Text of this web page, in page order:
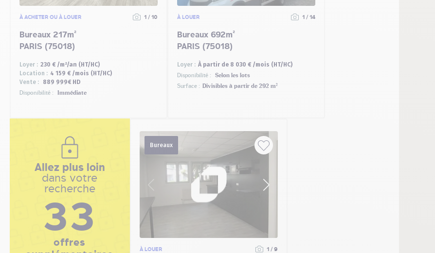
À ACHETER OU À LOUER 1 / 10
Bureaux 217m²
PARIS (75018)
Loyer : 230 € /m²/an (HT/HC)
Location : 4 159 € /mois (HT/HC)
Vente :
889 999€ HD
Disponibilité : Immédiate
À LOUER 1 / 14
Bureaux 692m²
PARIS (75018)
Loyer : À partir de 8 030 € /mois (HT/HC)
Disponibilité :
Selon les lots
Surface :
Divisibles à partir de 292 m²
Allez plus loin
dans votre
recherche
33
offres
Bureaux
À LOUER 1 / 9